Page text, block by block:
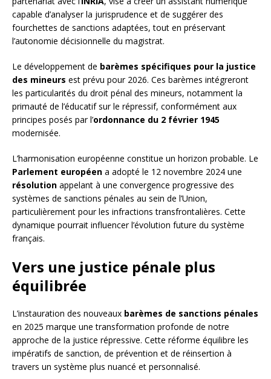
capable d’analyser la jurisprudence et de suggérer des
fourchettes de sanctions adaptées, tout en préservant
l’autonomie décisionnelle du magistrat.
Le développement de barèmes spécifiques pour la justice
des mineurs est prévu pour 2026. Ces barèmes intégreront
les particularités du droit pénal des mineurs, notamment la
primauté de l’éducatif sur le répressif, conformément aux
principes posés par l’ordonnance du 2 février 1945
modernisée.
L’harmonisation européenne constitue un horizon probable. Le
Parlement européen a adopté le 12 novembre 2024 une
résolution appelant à une convergence progressive des
systèmes de sanctions pénales au sein de l’Union,
particulièrement pour les infractions transfrontalières. Cette
dynamique pourrait influencer l’évolution future du système
français.
Vers une justice pénale plus
équilibrée
L’instauration des nouveaux barèmes de sanctions pénales
en 2025 marque une transformation profonde de notre
approche de la justice répressive. Cette réforme équilibre les
impératifs de sanction, de prévention et de réinsertion à
travers un système plus nuancé et personnalisé.